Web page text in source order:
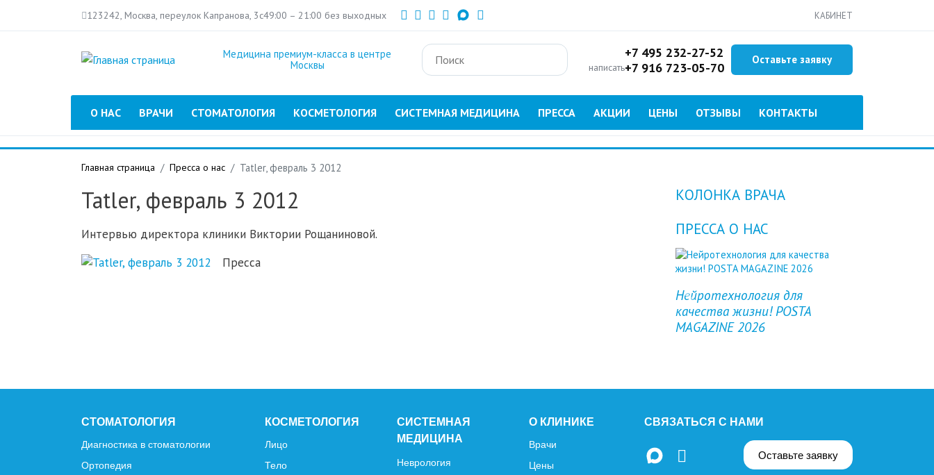
Перейти
основному
123242, Москва, переулок Капранова, 3с49:00 – 21:00 без выходных КАБИНЕТ
Медицина премиум-класса в центре
Москвы
+7 495 232-27-52
написать+7 916 723-05-70 Оставьте заявку
О НАС ВРАЧИ СТОМАТОЛОГИЯ КОСМЕТОЛОГИЯ СИСТЕМНАЯ МЕДИЦИНА ПРЕССА АКЦИИ ЦЕНЫ ОТЗЫВЫ КОНТАКТЫ
Главная страница Пресса о нас Tatler, февраль 3 2012
Tatler, февраль 3 2012
Интервью директора клиники Виктории Рощаниновой.
Пресса
КОЛОНКА ВРАЧА
ПРЕССА О НАС
Нейротехнология для
качества жизни! POSTA
MAGAZINE 2026
Previous
СТОМАТОЛОГИЯ
Диагностика в стоматологии
Ортопедия
КОСМЕТОЛОГИЯ
Лицо
Тело
СИСТЕМНАЯ
МЕДИЦИНА
Неврология
О КЛИНИКЕ
Врачи
Цены
СВЯЗАТЬСЯ С НАМИ
Оставьте заявку